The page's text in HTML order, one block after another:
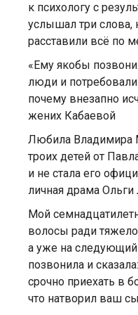
к психологу с
услышал три слова,
расставили всё по
«Ему якобы
люди и
почему внезапно
жених Кабаевой
Любила Владимира
троих детей от
и не стала его
личная драма
Мой
волосы ради
а уже на
позвонила и
срочно приехать в
что натворил ваш